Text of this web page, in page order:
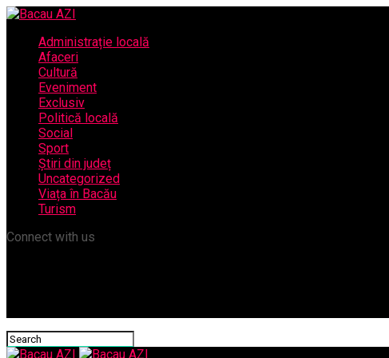
Administrație locală
Afaceri
Cultură
Eveniment
Exclusiv
Politică locală
Social
Sport
Știri din județ
Uncategorized
Viața în Bacău
Turism
Connect with us